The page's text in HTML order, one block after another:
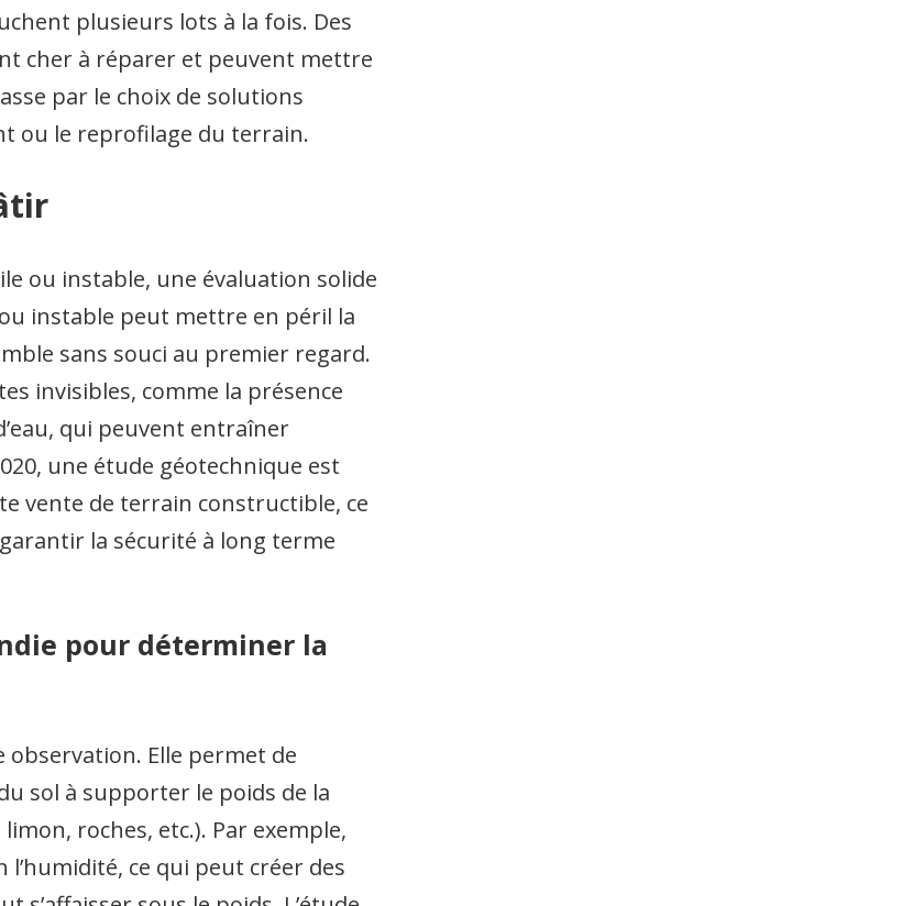
plusieurs lots à la fois. Des
cher à réparer et peuvent mettre
par le choix de solutions
ou le reprofilage du terrain.
ou instable, une évaluation solide
instable peut mettre en péril la
sans souci au premier regard.
invisibles, comme la présence
qui peuvent entraîner
une étude géotechnique est
vente de terrain constructible, ce
la sécurité à long terme
pour déterminer la
observation. Elle permet de
sol à supporter le poids de la
roches, etc.). Par exemple,
ce qui peut créer des